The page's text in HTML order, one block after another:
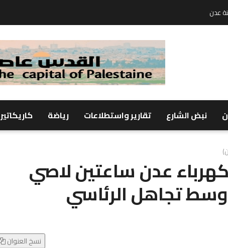
نبض الشارع تقارير واستطلاعات رياضة كاريكاتير
عدن ساعتين لاصي
وسط تجاهل الرئاسي
نسخ العنوان